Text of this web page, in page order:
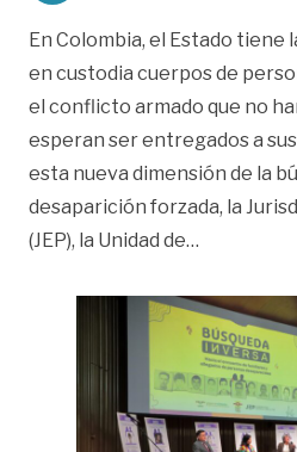
En Colombia, el Estado
en custodia cuerpos de
el conflicto armado que no
esperan ser entregados a
esta nueva dimensión de la
desaparición forzada, la
(JEP), la Unidad de…